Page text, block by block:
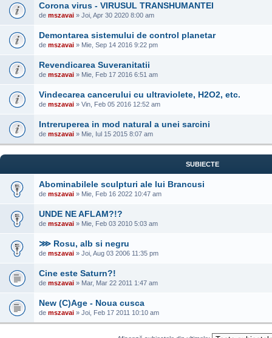
Corona virus - VIRUSUL TRANSHUMANTEI
de mszavai » Joi, Apr 30 2020 8:00 am
Demontarea sistemului de control planetar
de mszavai » Mie, Sep 14 2016 9:22 pm
Revendicarea Suveranitatii
de mszavai » Mie, Feb 17 2016 6:51 am
Vindecarea cancerului cu ultraviolete, H2O2, etc.
de mszavai » Vin, Feb 05 2016 12:52 am
Intreruperea in mod natural a unei sarcini
de mszavai » Mie, Iul 15 2015 8:07 am
SUBIECTE
Abominabilele sculpturi ale lui Brancusi
de mszavai » Mie, Feb 16 2022 10:47 am
UNDE NE AFLAM?!?
de mszavai » Mie, Feb 03 2010 5:03 am
⋙ Rosu, alb si negru
de mszavai » Joi, Aug 03 2006 11:35 pm
Cine este Saturn?!
de mszavai » Mar, Mar 22 2011 1:47 am
New (C)Age - Noua cusca
de mszavai » Joi, Feb 17 2011 10:10 am